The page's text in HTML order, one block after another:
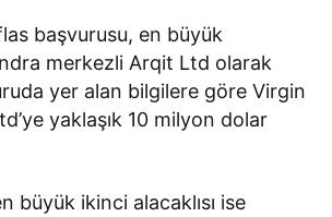
başvurusu, en büyük
merkezli Arqit Ltd olarak
yer alan bilgilere göre Virgin
yaklaşık 10 milyon dolar
büyük ikinci alacaklısı ise